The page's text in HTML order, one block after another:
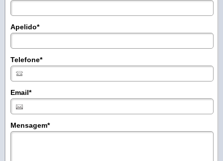
Apelido*
Telefone*
Email*
Mensagem*